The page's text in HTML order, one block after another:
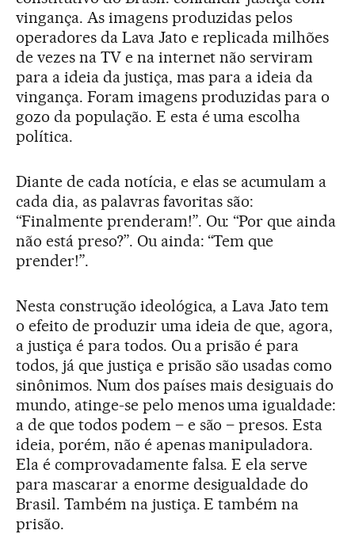
vingança. As imagens produzidas pelos
operadores da Lava Jato e replicada milhões
de vezes na TV e na internet não serviram
para a ideia da justiça, mas para a ideia da
vingança. Foram imagens produzidas para o
gozo da população. E esta é uma escolha
política.
Diante de cada notícia, e elas se acumulam a
cada dia, as palavras favoritas são:
“Finalmente prenderam!”. Ou: “Por que ainda
não está preso?”. Ou ainda: “Tem que
prender!”.
Nesta construção ideológica, a Lava Jato tem
o efeito de produzir uma ideia de que, agora,
a justiça é para todos. Ou a prisão é para
todos, já que justiça e prisão são usadas como
sinônimos. Num dos países mais desiguais do
mundo, atinge-se pelo menos uma igualdade:
a de que todos podem – e são – presos. Esta
ideia, porém, não é apenas manipuladora.
Ela é comprovadamente falsa. E ela serve
para mascarar a enorme desigualdade do
Brasil. Também na justiça. E também na
prisão.